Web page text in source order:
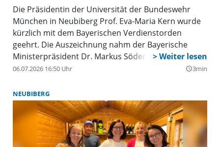
Die Präsidentin der Universität der Bundeswehr
München in Neubiberg Prof. Eva-Maria Kern wurde
kürzlich mit dem Bayerischen Verdienstorden
geehrt. Die Auszeichnung nahm der Bayerische
Ministerpräsident Dr. Markus Söder (CSU) in der
Münchner Residenz vor.
06.07.2026 16:50 Uhr query_builder3min
NEUBIBERG